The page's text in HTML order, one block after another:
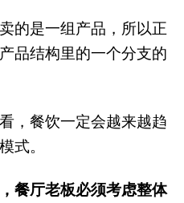
的是一组产品，所以正
品结构里的一个分支的
，餐饮一定会越来越趋
式。
餐厅老板必须考虑整体